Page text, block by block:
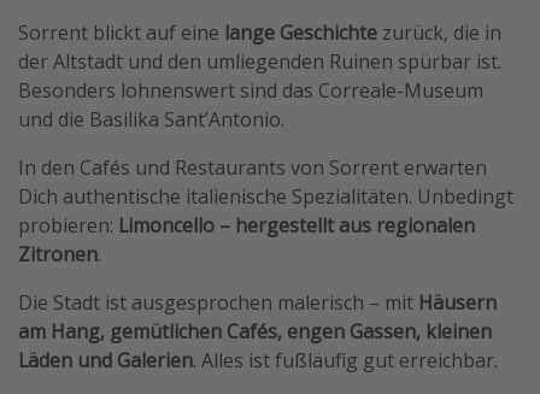
Travel Know How
Silvesterreisen
Last Minute Urlaub Mallorca
Last Minute Urlaub Deutschland
Sorrent blickt auf eine lange Geschichte zurück, die in
der Altstadt und den umliegenden Ruinen spürbar ist.
Besonders lohnenswert sind das Correale-Museum
und die Basilika Sant’Antonio.
In den Cafés und Restaurants von Sorrent erwarten
Dich authentische italienische Spezialitäten. Unbedingt
probieren: Limoncello – hergestellt aus regionalen
Zitronen.
Die Stadt ist ausgesprochen malerisch – mit Häusern
am Hang, gemütlichen Cafés, engen Gassen, kleinen
Läden und Galerien. Alles ist fußläufig gut erreichbar.